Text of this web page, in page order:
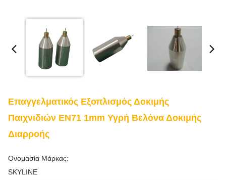
Επαγγελματικός Εξοπλισμός Δοκιμής
Παιχνιδιών EN71 1mm Υγρή Βελόνα Δοκιμής
Διαρροής
Ονομασία Μάρκας:
SKYLINE